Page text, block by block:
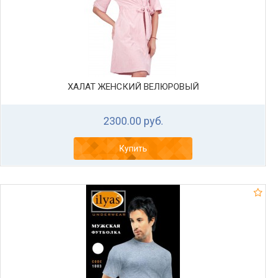
ХАЛАТ ЖЕНСКИЙ ВЕЛЮРОВЫЙ
2300.00 руб.
Купить